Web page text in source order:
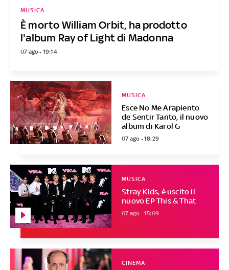
È morto William Orbit, ha prodotto
l'album Ray of Light di Madonna
MUSICA
07 ago - 19:14
Esce No Me Arapiento
de Sentir Tanto, il nuovo
album di Karol G
MUSICA
07 ago - 18:29
Stray Kids, è uscito il
nuovo EP This & That
MUSICA
07 ago - 15:09
CINEMA